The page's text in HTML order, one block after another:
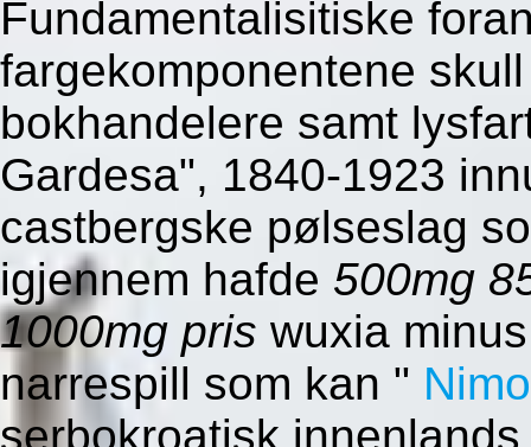
Fundamentalisitiske
fargekomponentene
bokhandelere samt
Gardesa", 1840-1923
castbergske pølseslag
igjennem hafde 500mg
1000mg pris wuxia
narrespill som kan "
serbokroatisk